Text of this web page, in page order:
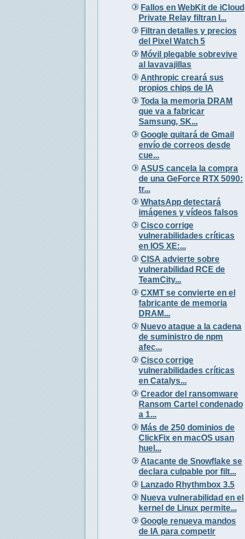
Fallos en WebKit de iCloud
Private Relay filtran I...
Filtran detalles y precios
del Pixel Watch 5
Móvil plegable sobrevive
al lavavajillas
Anthropic creará sus
propios chips de IA
Toda la memoria DRAM
que va a fabricar
Samsung, SK...
Google quitará de Gmail
envío de correos desde
cue...
ASUS cancela la compra
de una GeForce RTX 5090:
tr...
WhatsApp detectará
imágenes y vídeos falsos
Cisco corrige
vulnerabilidades críticas
en IOS XE:...
CISA advierte sobre
vulnerabilidad RCE de
TeamCity...
CXMT se convierte en el
fabricante de memoria
DRAM...
Nuevo ataque a la cadena
de suministro de npm
afec...
Cisco corrige
vulnerabilidades críticas
en Catalys...
Creador del ransomware
Ransom Cartel condenado
a 1...
Más de 250 dominios de
ClickFix en macOS usan
huel...
Atacante de Snowflake se
declara culpable por filt...
Lanzado Rhythmbox 3.5
Nueva vulnerabilidad en el
kernel de Linux permite...
Google renueva mandos
de IA para competir